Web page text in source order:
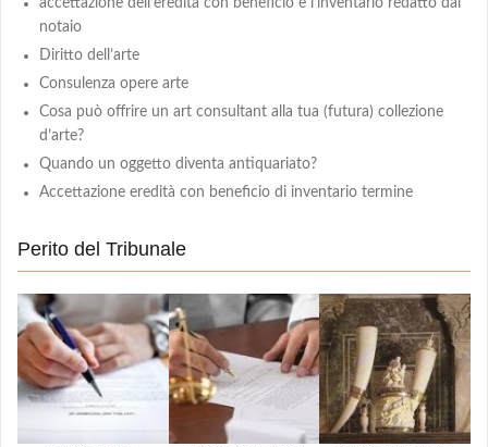
notaio
Diritto dell’arte
Consulenza opere arte
Cosa può offrire un art consultant alla tua (futura) collezione
d’arte?
Quando un oggetto diventa antiquariato?
Accettazione eredità con beneficio di inventario termine
Perito del Tribunale